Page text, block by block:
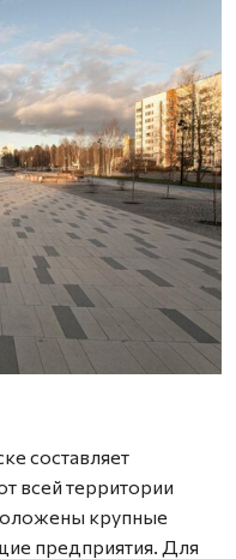
составляет
всей территории
крупные
предприятия. Для